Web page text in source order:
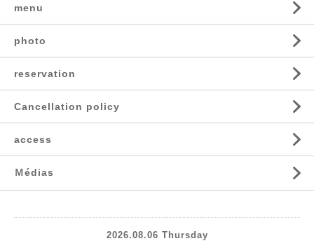
menu
photo
reservation
Cancellation policy
access
Ｍédias
2026.08.06 Thursday